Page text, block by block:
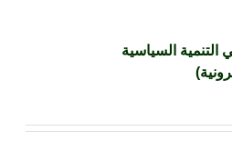
التنمية السياسية